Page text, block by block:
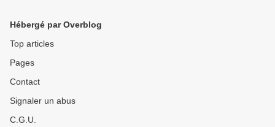
Hébergé par Overblog
Top articles
Pages
Contact
Signaler un abus
C.G.U.